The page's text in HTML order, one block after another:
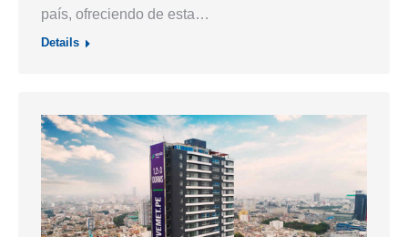
país, ofreciendo de esta…
Details